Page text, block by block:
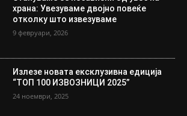
храна: Увезуваме двојно повеќе
отколку што извезуваме
9 февруари, 2026
Излезе новата ексклузивна едиција
“ТОП 100 ИЗВОЗНИЦИ 2025”
24 ноември, 2025